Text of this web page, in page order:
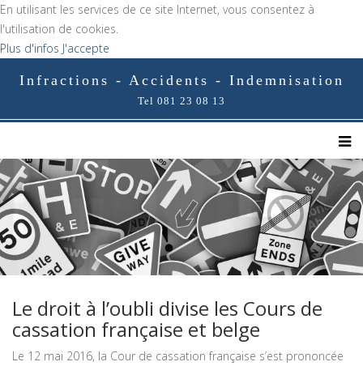
En utilisant les services de ce site Internet, vous consentez à
l'utilisation de cookies.
Plus d'infos J'accepte
Infractions - Accidents - Indemnisation
Tel 081 23 08 13
Le droit à l’oubli divise les Cours de
cassation française et belge
Le 12 mai 2016, la Cour de cassation française s’est prononcée